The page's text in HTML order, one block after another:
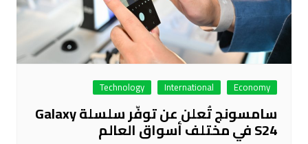
Economy
International
Technology
سامسونج تُعلن عن توفّر سلسلة Galaxy
S24 في مختلف أسواق العالم